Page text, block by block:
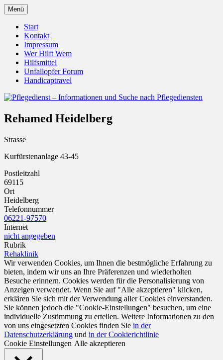
Zum
Inhalt
springen
Pflegedienst – Informationen
und Suche nach Pflegediensten
Unfallopfer – Hilfswerk
Menü
Start
Kontakt
Impressum
Wer Hilft Wem
Hilfsmittel
Unfallopfer Forum
Handicaptravel
Rehamed Heidelberg
Strasse
Kurfürstenanlage 43-45
Postleitzahl
69115
Ort
Heidelberg
Telefonnummer
06221-97570
Internet
nicht angegeben
Rubrik
Rehaklinik
Wir verwenden Cookies, um Ihnen die bestmögliche Erfahrung zu
bieten, indem wir uns an Ihre Präferenzen und wiederholten
Besuche erinnern. Cookies werden für die Personalisierung von
Anzeigen verwendet. Wenn Sie auf "Alle akzeptieren" klicken,
erklären Sie sich mit der Verwendung aller Cookies einverstanden.
Sie können jedoch die "Cookie-Einstellungen" besuchen, um eine
individuelle Zustimmung zu erteilen. Weitere Informationen zu den
von uns eingesetzten Cookies finden Sie in der
Datenschutzerklärung und in der Cookierichtlinie
Cookie Einstellungen Alle akzeptieren